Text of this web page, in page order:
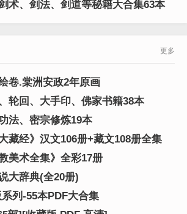
术、剑法、剑道等秘籍大合集63本
更多
卷.棠洲安政2年原画
轮回、大手印、佛家书籍38本
法、密宗修炼19本
藏经》汉文106册+藏文108册全集
美术全集》全彩17册
大辞典(全20册)
列-55本PDF大合集